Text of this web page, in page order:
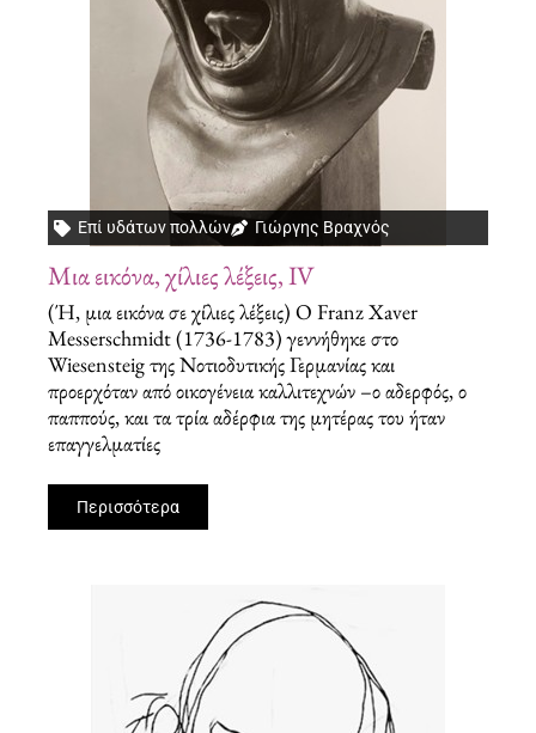
Επί υδάτων πολλών Γιώργης Βραχνός
Μια εικόνα, χίλιες λέξεις, IV
(Ή, μια εικόνα σε χίλιες λέξεις) Ο Franz Xaver
Messerschmidt (1736-1783) γεννήθηκε στο
Wiesensteig της Νοτιοδυτικής Γερμανίας και
προερχόταν από οικογένεια καλλιτεχνών –ο αδερφός, ο
παππούς, και τα τρία αδέρφια της μητέρας του ήταν
επαγγελματίες
Περισσότερα